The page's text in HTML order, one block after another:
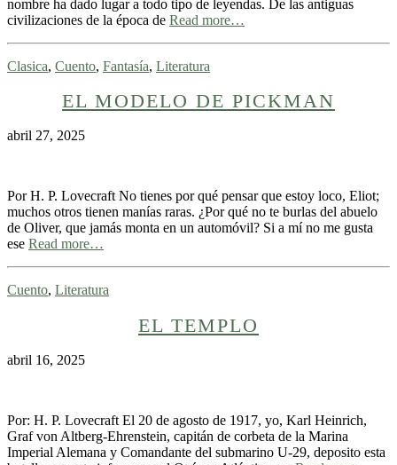
nombre ha dado lugar a todo tipo de leyendas. De las antiguas
civilizaciones de la época de Read more…
Clasica, Cuento, Fantasía, Literatura
EL MODELO DE PICKMAN
abril 27, 2025
Por H. P. Lovecraft No tienes por qué pensar que estoy loco, Eliot;
muchos otros tienen manías raras. ¿Por qué no te burlas del abuelo
de Oliver, que jamás monta en un automóvil? Si a mí no me gusta
ese Read more…
Cuento, Literatura
EL TEMPLO
abril 16, 2025
Por: H. P. Lovecraft El 20 de agosto de 1917, yo, Karl Heinrich,
Graf von Altberg-Ehrenstein, capitán de corbeta de la Ma­rina
Imperial Alemana y Comandante del submarino U-29, deposito esta